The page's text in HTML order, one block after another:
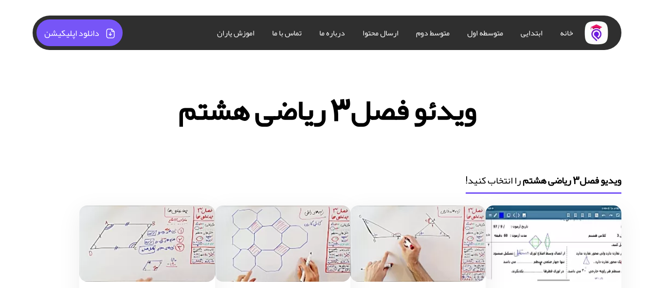
خانه ابتدایی متوسطه اول متوسط دوم ارسال محتوا درباره ما تماس با ما اموزش یاران دانلود اپلیکیشن
ویدئو فصل3 ریاضی هشتم
ویدیو فصل3 ریاضی هشتم را انتخاب کنید!